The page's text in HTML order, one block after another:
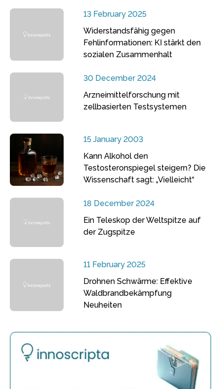
13 February 2025
Widerstandsfähig gegen
Fehlinformationen: KI stärkt den
sozialen Zusammenhalt
30 December 2024
Arzneimittelforschung mit
zellbasierten Testsystemen
15 January 2003
Kann Alkohol den
Testosteronspiegel steigern? Die
Wissenschaft sagt: „Vielleicht“
18 December 2024
Ein Teleskop der Weltspitze auf
der Zugspitze
11 February 2025
Drohnen Schwärme: Effektive
Waldbrandbekämpfung
Neuheiten